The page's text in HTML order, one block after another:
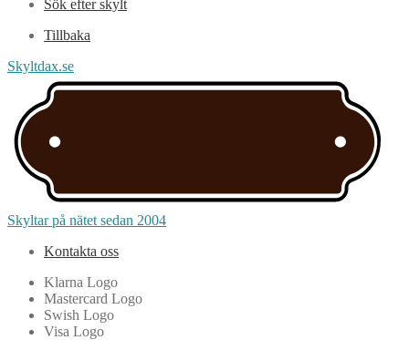
Sök efter skylt
Tillbaka
Skyltdax.se
Skyltar på nätet sedan 2004
Kontakta oss
Klarna Logo
Mastercard Logo
Swish Logo
Visa Logo